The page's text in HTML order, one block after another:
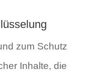
zum Schutz
Inhalte, die